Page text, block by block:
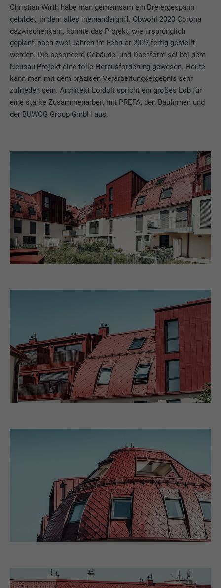
Christian Wirth habe man gemeinsam ein Dreiergespann
gebildet, in dem alles ineinandergriff. Obwohl 2020 Corona
dazwischenkam, konnte das Projekt, wie ursprünglich
geplant, nach zwei Jahren im Februar 2022 fertig gestellt
werden. Die besondere Gebäude- und Dachform sei bei dem
Neubau-Projekt eine tolle Herausforderung gewesen. Heute
kann man mit dem präzisen Verarbeitungsergebnis sehr
zufrieden sein. Architekt Loidolt spricht ein großes Lob für
eine starke Zusammenarbeit mit PREFA, den Baufirmen und
der BUWOG Group GmbH aus.
Name _gid
Anbieter Google Universal Analytics
Laufzeit 1 Tag
Zweck
Registriert eine eindeutige ID, die verwendet
wird, um statistische Daten dazu, wieder
Besucher die Website nutzt, zu generieren.
Laufzeit
Wird testweise gesetzt, um zu prüfen, ob
der Browser das Setzen von Cookies
erlaubt. Enthält keine
Identifikationsmerkmale.
Zweck
werden, insbesondere Ihre bevorzugte
Sprache, wie viele Suchergebnisse pro Seite
angezeigt werden sollen (z. B. 10 oder 20)
und ob der Google SafeSearch-Filter
aktiviert sein soll.
lang
Anbieter ads.linkedin.com
Speichert die vom Benutzer ausgewählte
Name
Anbieter LinkedIn
Laufzeit Sitzung
Eingestellt von LinkedIn, wenn eine
Anbieter LinkedIn
Laufzeit 2 Jahre
Zweck
Verwendet vom Social-Networking-Dienst
LinkedIn für die Verfolgung der
Verwendung von eingebetteten
LinkedIn
2 Jahre
Zweck
Verwendet vom Social-Networking-Dienst
LinkedIn für die Verfolgung der
Verwendung von eingebetteten
Name UserMatchHistory